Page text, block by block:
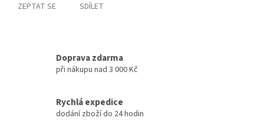
ZEPTAT SE SDÍLET
Doprava zdarma
při nákupu nad 3 000 Kč
Rychlá expedice
dodání zboží do 24 hodin